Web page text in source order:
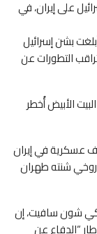
على إيران، في
بشن إسرائيل
التطورات عن
الأبيض أُخطر
عسكرية في إيران
شنته طهران
شون سافيت، إن
“الدفاع عن